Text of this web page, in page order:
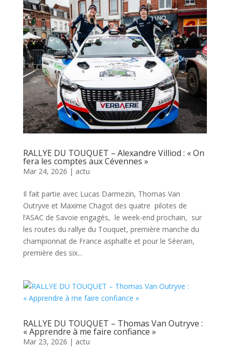
RALLYE DU TOUQUET – Alexandre Villiod : « On
fera les comptes aux Cévennes »
Mar 24, 2026 | actu
Il fait partie avec Lucas Darmezin, Thomas Van
Outryve et Maxime Chagot des quatre pilotes de
l’ASAC de Savoie engagés, le week-end prochain, sur
les routes du rallye du Touquet, première manche du
championnat de France asphalte et pour le Séerain,
première des six...
RALLYE DU TOUQUET – Thomas Van Outryve :
« Apprendre à me faire confiance »
Mar 23, 2026 | actu